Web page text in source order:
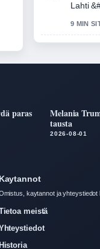
Lahti
9 MIN
paras
Melania
tausta
2026-08-01
Kaytannot
kaytannot ja yhteystiedot
meistä
Historia